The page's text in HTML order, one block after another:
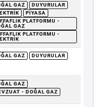
GAZ
DUYURULAR
PIYASA
PLATFORMU -
GAZ
PLATFORMU -
GAZ DUYURULAR
GAZ
- DOĞAL GAZ